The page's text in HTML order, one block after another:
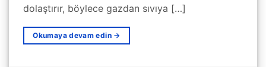
dolaştırır, böylece gazdan sıvıya […]
Okumaya devam edin →